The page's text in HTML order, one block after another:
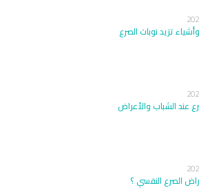
تزيد نوبات الصرع
عند الشباب والأعراض
الصرع النفسي ؟